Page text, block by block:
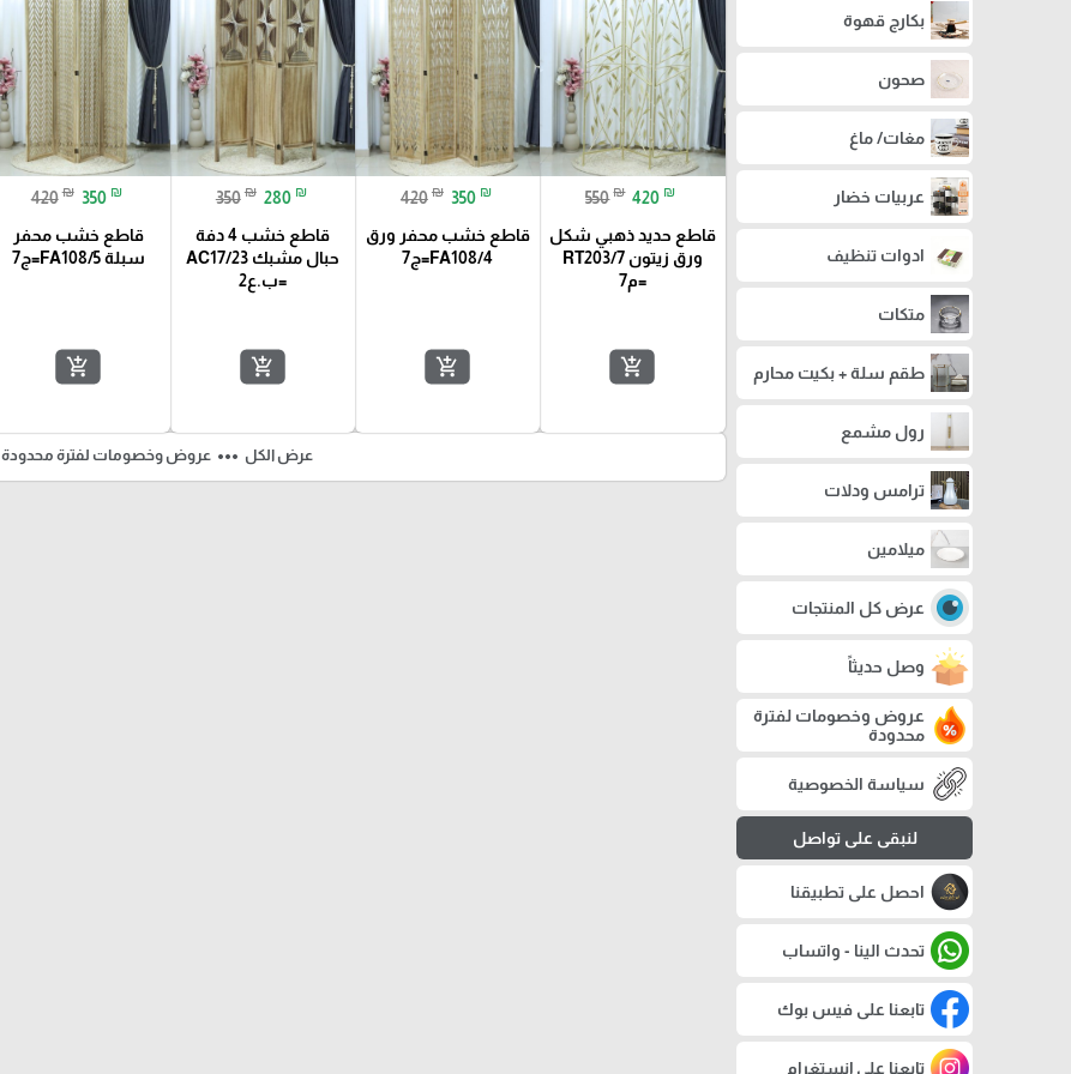
بكارج قهوة
صحون
مغات/ ماغ
عربيات خضار
ادوات تنظيف
متكات
طقم سلة + بكيت محارم
رول مشمع
ترامس ودلات
ميلامين
عرض كل المنتجات
وصل حديثاً
عروض وخصومات لفترة
محدودة
سياسة الخصوصية
لنبقى على تواصل
احصل على تطبيقنا
تحدث الينا - واتساب
تابعنا على فيس بوك
تابعنا على إنستغرام
550 ₪ 420 ₪
قاطع حديد ذهبي شكل
ورق زيتون RT203/7
=م7
add_shopping_cart
420 ₪ 350 ₪
قاطع خشب محفر ورق
FA108/4=ج7
add_shopping_cart
350 ₪ 280 ₪
قاطع خشب 4 دفة
حبال مشبك AC17/23
=ب.ع2
add_shopping_cart
420 ₪ 350 ₪
قاطع خشب محفر
سبلة FA108/5=ج7
add_shopping_cart
عرض الكل more_horiz عروض وخصومات لفترة محدودة